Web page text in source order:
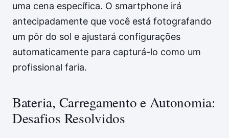
uma cena específica. O smartphone irá
antecipadamente que você está fotografando
um pôr do sol e ajustará configurações
automaticamente para capturá-lo como um
profissional faria.
Bateria, Carregamento e Autonomia:
Desafios Resolvidos